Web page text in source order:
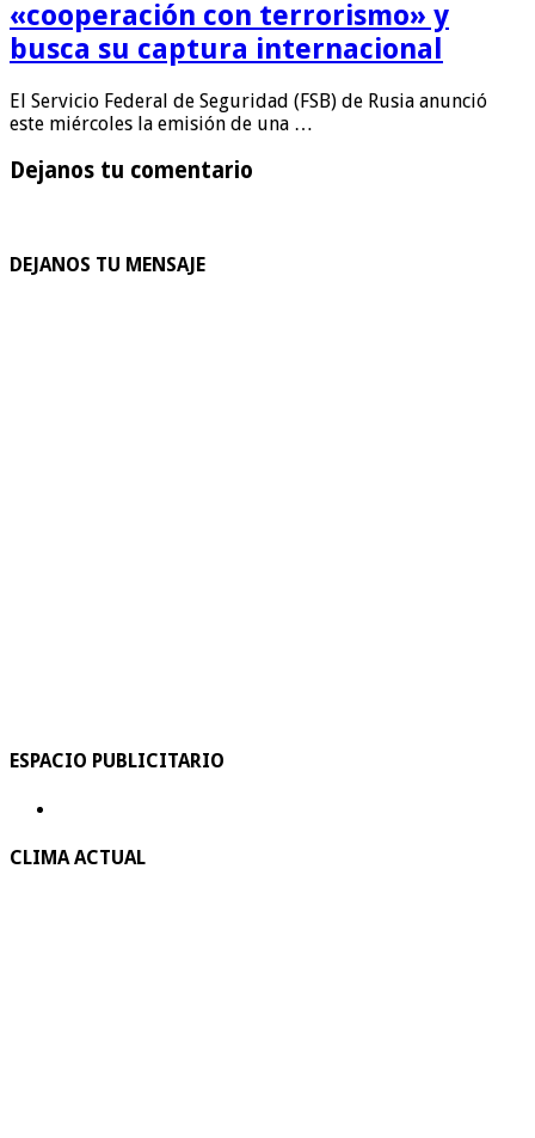
«cooperación con terrorismo» y
busca su captura internacional
El Servicio Federal de Seguridad (FSB) de Rusia anunció
este miércoles la emisión de una …
Dejanos tu comentario
DEJANOS TU MENSAJE
ESPACIO PUBLICITARIO
CLIMA ACTUAL